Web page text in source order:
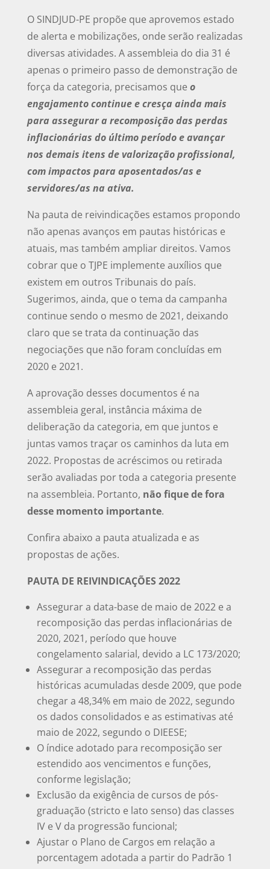
O SINDJUD-PE propõe que aprovemos estado
de alerta e mobilizações, onde serão realizadas
diversas atividades. A assembleia do dia 31 é
apenas o primeiro passo de demonstração de
força da categoria, precisamos que o
engajamento continue e cresça ainda mais
para assegurar a recomposição das perdas
inflacionárias do último período e avançar
nos demais itens de valorização profissional,
com impactos para aposentados/as e
servidores/as na ativa.
Na pauta de reivindicações estamos propondo
não apenas avanços em pautas históricas e
atuais, mas também ampliar direitos. Vamos
cobrar que o TJPE implemente auxílios que
existem em outros Tribunais do país.
Sugerimos, ainda, que o tema da campanha
continue sendo o mesmo de 2021, deixando
claro que se trata da continuação das
negociações que não foram concluídas em
2020 e 2021.
A aprovação desses documentos é na
assembleia geral, instância máxima de
deliberação da categoria, em que juntos e
juntas vamos traçar os caminhos da luta em
2022. Propostas de acréscimos ou retirada
serão avaliadas por toda a categoria presente
na assembleia. Portanto, não fique de fora
desse momento importante.
Confira abaixo a pauta atualizada e as
propostas de ações.
PAUTA DE REIVINDICAÇÕES 2022
Assegurar a data-base de maio de 2022 e a
recomposição das perdas inflacionárias de
2020, 2021, período que houve
congelamento salarial, devido a LC 173/2020;
Assegurar a recomposição das perdas
históricas acumuladas desde 2009, que pode
chegar a 48,34% em maio de 2022, segundo
os dados consolidados e as estimativas até
maio de 2022, segundo o DIEESE;
O índice adotado para recomposição ser
estendido aos vencimentos e funções,
conforme legislação;
Exclusão da exigência de cursos de pós-
graduação (stricto e lato senso) das classes
IV e V da progressão funcional;
Ajustar o Plano de Cargos em relação a
porcentagem adotada a partir do Padrão 1